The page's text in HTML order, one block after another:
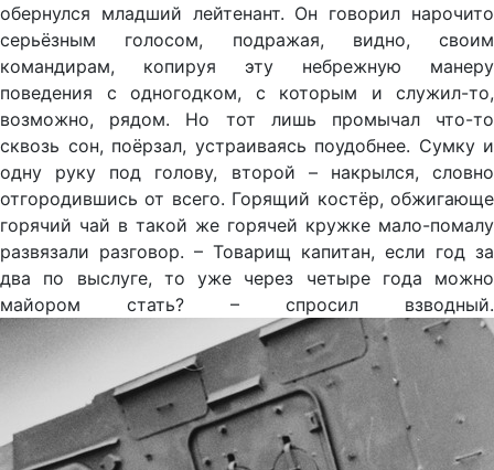
обернулся младший лейтенант. Он говорил нарочито
серьёзным голосом, подражая, видно, своим
командирам, копируя эту небрежную манеру
поведения с одногодком, с которым и служил-то,
возможно, рядом. Но тот лишь промычал что-то
сквозь сон, поёрзал, устраиваясь поудобнее. Сумку и
одну руку под голову, второй – накрылся, словно
отгородившись от всего. Горящий костёр, обжигающе
горячий чай в такой же горячей кружке мало-помалу
развязали разговор. – Товарищ капитан, если год за
два по выслуге, то уже через четыре года можно
майором стать? – спросил взводный.